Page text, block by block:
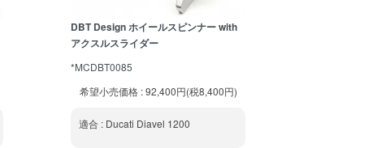
DBT Design ホイールスピンナー with
アクスルスライダー
*MCDBT0085
希望小売価格 : 92,400円(税8,400円)
適合 : Ducati Diavel 1200